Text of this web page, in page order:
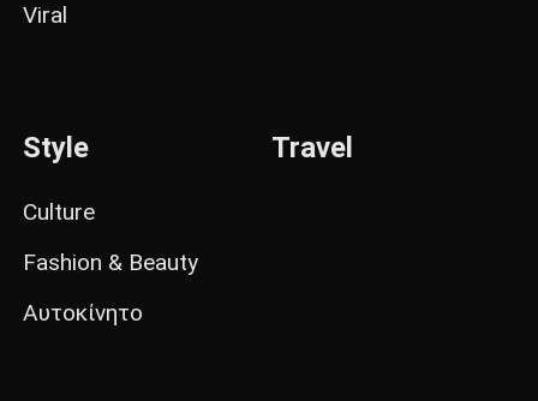
Viral
Style
Culture
Fashion & Beauty
Αυτοκίνητο
Travel